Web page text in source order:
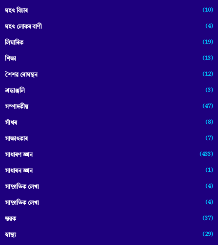
মহৎ বিচাৰ (10)
মহৎ লোকৰ বাণী (4)
লিমাৰিক (19)
শিক্ষা (13)
শৈশৱ ৰোমন্থন (12)
শ্ৰদ্ধাঞ্জলি (3)
সম্পাদকীয় (47)
সাঁথৰ (8)
সাক্ষাৎকাৰ (7)
সাধাৰণ জ্ঞান (433)
সাধাৰন জ্ঞান (1)
সাম্প্রতিক লেখা (4)
সাম্প্ৰতিক লেখা (4)
স্তৱক (37)
স্বাস্থ্য (29)